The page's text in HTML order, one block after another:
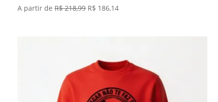
A partir deR$218,99 O
R$ 218,99.
R$ 186,14O
R$ 186,14.